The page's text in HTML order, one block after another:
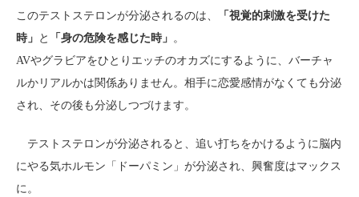
このテストステロンが分泌されるのは、
「視覚的刺激を受けた
時」 と 「身の危険を感じた時」 。
AVやグラビアをひとりエッチのオカズにするように、バーチャ
ルかリアルかは関係ありません。相手に恋愛感情がなくても分泌
され、その後も分泌しつづけます。
テストステロンが分泌されると、追い打ちをかけるように脳内
にやる気ホルモン「ドーパミン」が分泌され、興奮度はマックス
に。